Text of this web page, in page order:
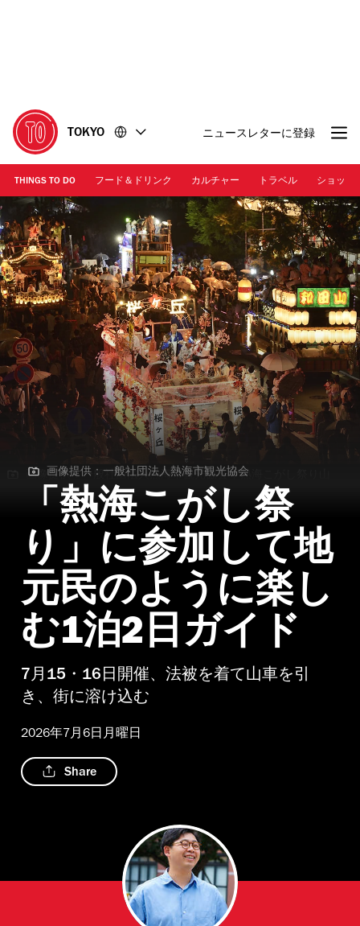
に
移
動
移
動
TOKYO ニュースレターに登録
THINGS TO DO フード＆ドリンク カルチャー トラベル ショッピ
画像提供：一般社団法人熱海市観光協会 | 熱海こがし祭り山
車コンクール
画像提供：一般社団法人熱海市観光協会
「熱海こがし祭
り」に参加して地
元民のように楽し
む1泊2日ガイド
7月15・16日開催、法被を着て山車を引
き、街に溶け込む
2026年7月6日月曜日
Share